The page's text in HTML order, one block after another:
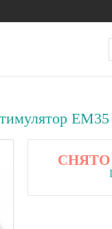
EM35
СНЯТО